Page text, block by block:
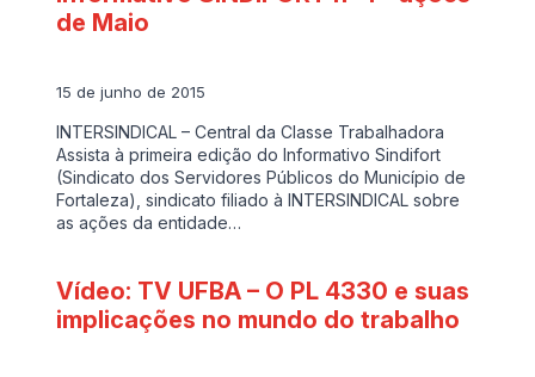
de Maio
15 de junho de 2015
INTERSINDICAL – Central da Classe Trabalhadora
Assista à primeira edição do Informativo Sindifort
(Sindicato dos Servidores Públicos do Município de
Fortaleza), sindicato filiado à INTERSINDICAL sobre
as ações da entidade…
Vídeo: TV UFBA – O PL 4330 e suas
implicações no mundo do trabalho